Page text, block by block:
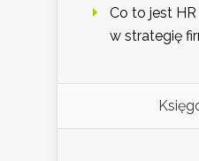
Co to jest HR
w strategię